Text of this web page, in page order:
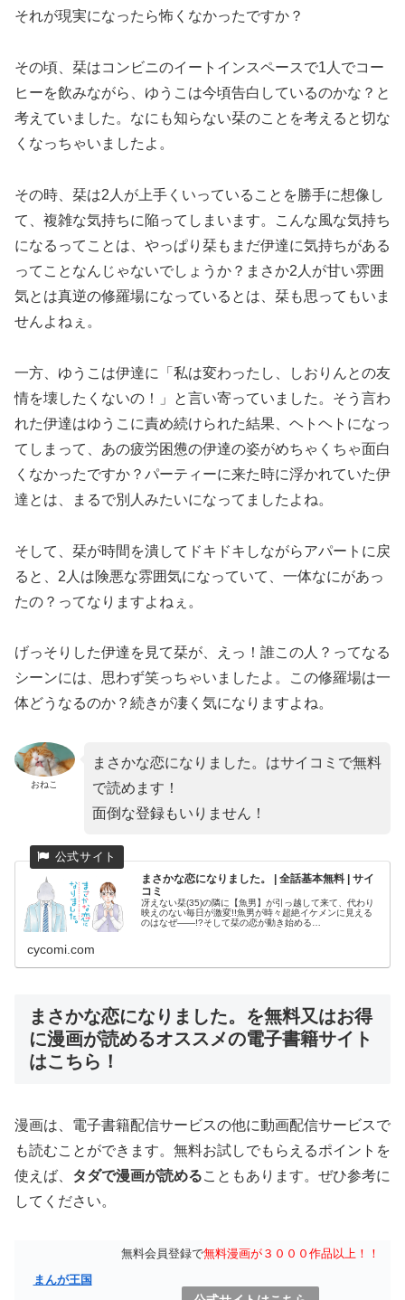
それが現実になったら怖くなかったですか？
その頃、栞はコンビニのイートインスペースで1人でコー
ヒーを飲みながら、ゆうこは今頃告白しているのかな？と
考えていました。なにも知らない栞のことを考えると切な
くなっちゃいましたよ。
その時、栞は2人が上手くいっていることを勝手に想像し
て、複雑な気持ちに陥ってしまいます。こんな風な気持ち
になるってことは、やっぱり栞もまだ伊達に気持ちがある
ってことなんじゃないでしょうか？まさか2人が甘い雰囲
気とは真逆の修羅場になっているとは、栞も思ってもいま
せんよねぇ。
一方、ゆうこは伊達に「私は変わったし、しおりんとの友
情を壊したくないの！」と言い寄っていました。そう言わ
れた伊達はゆうこに責め続けられた結果、ヘトヘトになっ
てしまって、あの疲労困憊の伊達の姿がめちゃくちゃ面白
くなかったですか？パーティーに来た時に浮かれていた伊
達とは、まるで別人みたいになってましたよね。
そして、栞が時間を潰してドキドキしながらアパートに戻
ると、2人は険悪な雰囲気になっていて、一体なにがあっ
たの？ってなりますよねぇ。
げっそりした伊達を見て栞が、えっ！誰この人？ってなる
シーンには、思わず笑っちゃいましたよ。この修羅場は一
体どうなるのか？続きが凄く気になりますよね。
おねこ
まさかな恋になりました。はサイコミで無料
で読めます！
面倒な登録もいりません！
まさかな恋になりました。 | 全話基本無料 | サイ
コミ
冴えない栞(35)の隣に【魚男】が引っ越して来て、代わり
映えのない毎日が激変!!魚男が時々超絶イケメンに見える
のはなぜ――!?そして栞の恋が動き始める…
cycomi.com
まさかな恋になりました。を無料又はお得
に漫画が読めるオススメの電子書籍サイト
はこちら！
漫画は、電子書籍配信サービスの他に動画配信サービスで
も読むことができます。無料お試しでもらえるポイントを
使えば、 タダで漫画が読めることもあります。ぜひ参考に
してください。
まんが王国
無料会員登録で無料漫画が３０００作品以上！！